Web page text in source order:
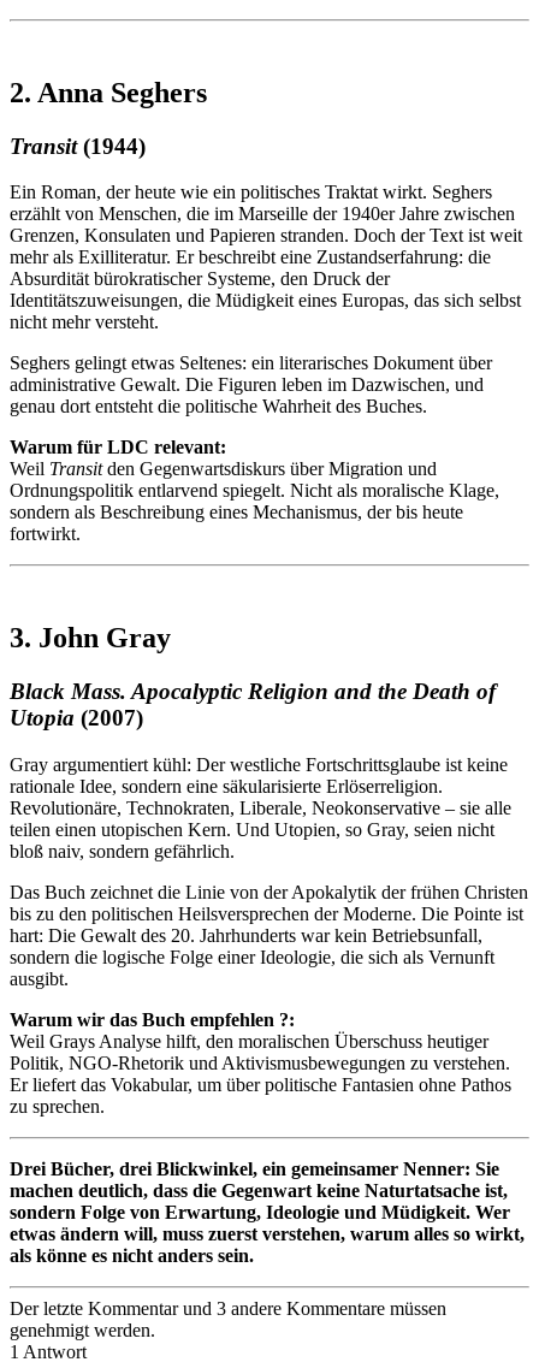
2. Anna Seghers
Transit(1944)
Ein Roman, der heute wie ein politisches Traktat wirkt. Seghers
erzählt von Menschen, die im Marseille der 1940er Jahre zwischen
Grenzen, Konsulaten und Papieren stranden. Doch der Text ist weit
mehr als Exilliteratur. Er beschreibt eine Zustandserfahrung: die
Absurdität bürokratischer Systeme, den Druck der
Identitätszuweisungen, die Müdigkeit eines Europas, das sich selbst
nicht mehr versteht.
Seghers gelingt etwas Seltenes: ein literarisches Dokument über
administrative Gewalt. Die Figuren leben im Dazwischen, und
genau dort entsteht die politische Wahrheit des Buches.
Warum für LDC relevant:
Weil Transitden Gegenwartsdiskurs über Migration und
Ordnungspolitik entlarvend spiegelt. Nicht als moralische Klage,
sondern als Beschreibung eines Mechanismus, der bis heute
fortwirkt.
3. John Gray
Black Mass. Apocalyptic Religion and the Death of
Utopia (2007)
Gray argumentiert kühl: Der westliche Fortschrittsglaube ist keine
rationale Idee, sondern eine säkularisierte Erlöserreligion.
Revolutionäre, Technokraten, Liberale, Neokonservative – sie alle
teilen einen utopischen Kern. Und Utopien, so Gray, seien nicht
bloß naiv, sondern gefährlich.
Das Buch zeichnet die Linie von der Apokalytik der frühen Christen
bis zu den politischen Heilsversprechen der Moderne. Die Pointe ist
hart: Die Gewalt des 20. Jahrhunderts war kein Betriebsunfall,
sondern die logische Folge einer Ideologie, die sich als Vernunft
ausgibt.
Warum wir das Buch empfehlen ?:
Weil Grays Analyse hilft, den moralischen Überschuss heutiger
Politik, NGO-Rhetorik und Aktivismusbewegungen zu verstehen.
Er liefert das Vokabular, um über politische Fantasien ohne Pathos
zu sprechen.
Drei Bücher, drei Blickwinkel, ein gemeinsamer Nenner: Sie
machen deutlich, dass die Gegenwart keine Naturtatsache ist,
sondern Folge von Erwartung, Ideologie und Müdigkeit. Wer
etwas ändern will, muss zuerst verstehen, warum alles so wirkt,
als könne es nicht anders sein.
Der letzte Kommentar und 3 andere Kommentare müssen
genehmigt werden.
1 Antwort